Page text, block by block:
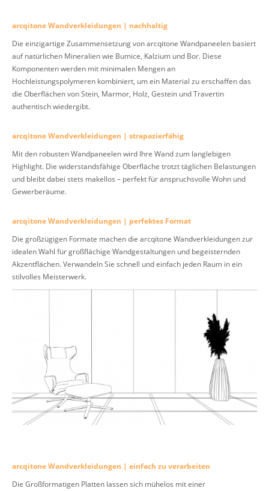
arcqitone Wandverkleidungen | nachhaltig
Die einzigartige Zusammensetzung von arcqitone Wandpaneelen basiert
auf natürlichen Mineralien wie Bumice, Kalzium und Bor. Diese
Komponenten werden mit minimalen Mengen an
Hochleistungspolymeren kombiniert, um ein Material zu erschaffen das
die Oberflächen von Stein, Marmor, Holz, Gestein und Travertin
authentisch wiedergibt.
arcqitone Wandverkleidungen | strapazierfähig
Mit den robusten Wandpaneelen wird Ihre Wand zum langlebigen
Highlight. Die widerstandsfähige Oberfläche trotzt täglichen Belastungen
und bleibt dabei stets makellos – perfekt für anspruchsvolle Wohn und
Gewerberäume.
arcqitone Wandverkleidungen | perfektes Format
Die großzügigen Formate machen die arcqitone Wandverkleidungen zur
idealen Wahl für großflächige Wandgestaltungen und begeisternden
Akzentflächen. Verwandeln Sie schnell und einfach jeden Raum in ein
stilvolles Meisterwerk.
arcqitone Wandverkleidungen | einfach zu verarbeiten
Die Großformatigen Platten lassen sich mühelos mit einer